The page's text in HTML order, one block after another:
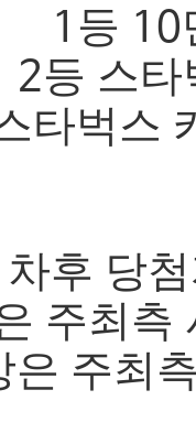
1 등 10
2등 스
타벅스
후 당
주최측
은 주최